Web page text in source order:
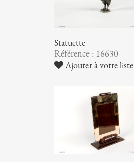
Statuette
Référence : 16630
Ajouter à votre liste